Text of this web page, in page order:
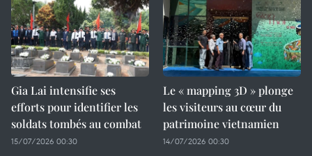
Gia Lai intensifie ses
efforts pour identifier les
soldats tombés au combat
15/07/2026 00:30
Le « mapping 3D » plonge
les visiteurs au cœur du
patrimoine vietnamien
14/07/2026 00:30